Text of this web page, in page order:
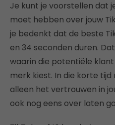
Je kunt je voorstellen dat
moet hebben over jouw
je bedenkt dat de beste
en 34 seconden duren.
waarin die potentiële
merk kiest. In die korte
alleen het vertrouwen in
ook nog eens over laten